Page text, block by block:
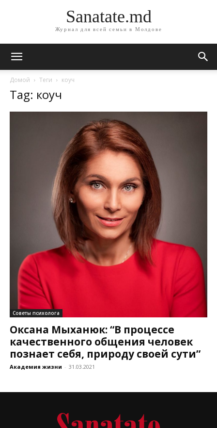
Sanatate.md
Журнал для всей семьи в Молдове
Домой Теги коуч
Tag: коуч
Советы психолога
Оксана Мыханюк: “В процессе
качественного общения человек
познает себя, природу своей сути”
Академия жизни - 31.03.2021